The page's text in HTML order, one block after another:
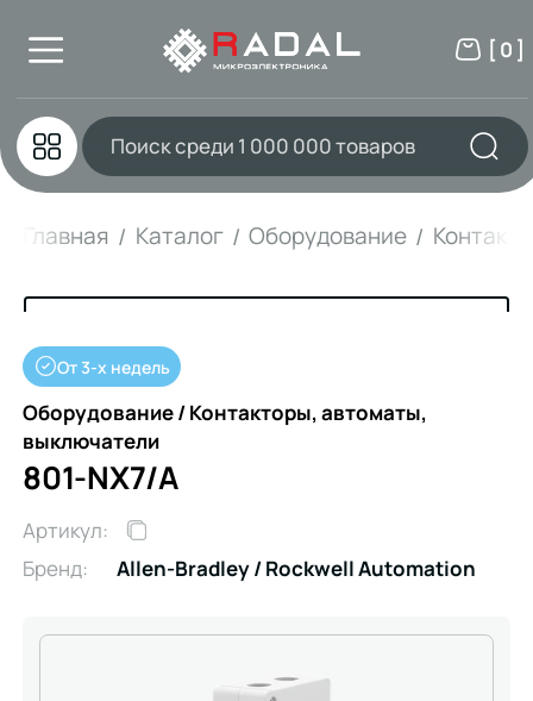
[ 0 ]
Главная Каталог Оборудование
От 3-х недель
Оборудование / Контакторы, автоматы,
выключатели
801-NX7/A
Артикул:
Бренд:
Allen-Bradley / Rockwell Automation